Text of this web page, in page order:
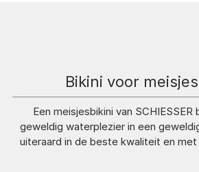
Bikini voor meisjes
Een meisjesbikini van SCHIESSER
geweldig waterplezier in een
uiteraard in de beste kwaliteit en met